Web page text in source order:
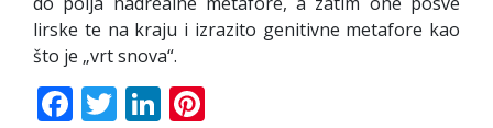
lirske te na kraju i izrazito genitivne metafore kao
što je „vrt snova“.
Facebook
TwitterLinkedIn